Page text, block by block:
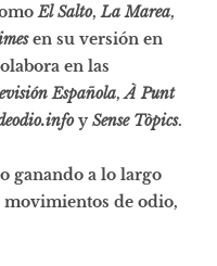
El Salto, La Marea,
en su versión en
en las
Española,À Punt
ySense Tòpics.
ganando a lo largo
movimientos de odio,